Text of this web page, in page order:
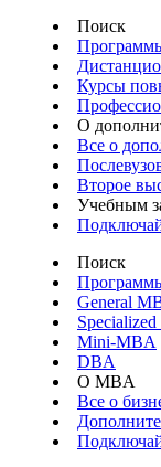
Поиск
Курсы
О
Все о
Второе
Учебным
Поиск
General
Mini-MBA
DBA
О MBA
Все о